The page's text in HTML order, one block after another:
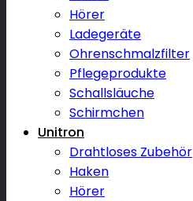
Hörer
Ladegeräte
Ohrenschmalzfilter
Pflegeprodukte
Schallsläuche
Schirmchen
Unitron
Drahtloses Zubehör
Haken
Hörer